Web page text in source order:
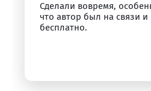
Сделали вовремя,
что автор был на связи и
бесплатно.